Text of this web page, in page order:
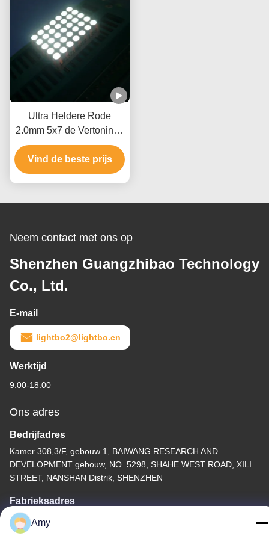
Ultra Heldere Rode
2.0mm 5x7 de Vertonings
Hoge helderheid van de
Puntmatrijs
Vind de beste prijs
Neem contact met ons op
Shenzhen Guangzhibao Technology
Co., Ltd.
E-mail
lightbo2@lightbo.cn
Werktijd
9:00-18:00
Ons adres
Bedrijfadres
Kamer 308,3/F, gebouw 1, BAIWANG RESEARCH AND
DEVELOPMENT gebouw, NO. 5298, SHAHE WEST ROAD, XILI
STREET, NANSHAN Distrik, SHENZHEN
Fabrieksadres
2F, gebouw 6, LIHE INDUSTRIAL PARK, nr. 1055 SONGBAI
ROAD, XILI, NANSHAN, SHENZHEN
Amy